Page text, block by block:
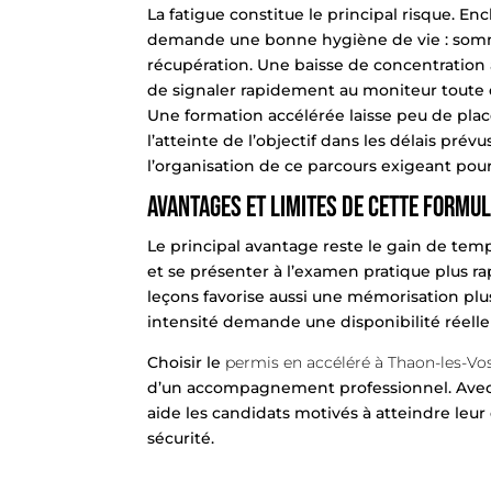
La fatigue constitue le principal risque.
demande une bonne hygiène de vie :
récupération. Une baisse de
de signaler rapidement au moniteur
Une formation accélérée laisse peu de
l’atteinte de l’objectif dans les délais
l’organisation de ce parcours exigeant
Avantages et limites de cette
Le principal avantage reste le gain de
et se présenter à l’examen pratique plus
leçons favorise aussi une mémorisation
intensité demande une disponibilité
Choisir le permis en accéléré à Thaon-les-
d’un accompagnement professionnel.
aide les candidats motivés à atteindre
sécurité.